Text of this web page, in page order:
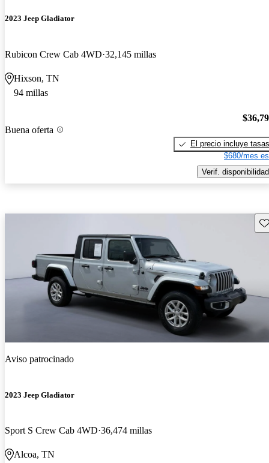
2023 Jeep Gladiator
Rubicon Crew Cab 4WD 32,145 millas
Hixson, TN
94 millas
Buena oferta
El precio incluye tasas
$680/mes
Verif. disponibilidad
Aviso patrocinado
2023 Jeep Gladiator
Sport S Crew Cab 4WD 36,474 millas
Alcoa, TN